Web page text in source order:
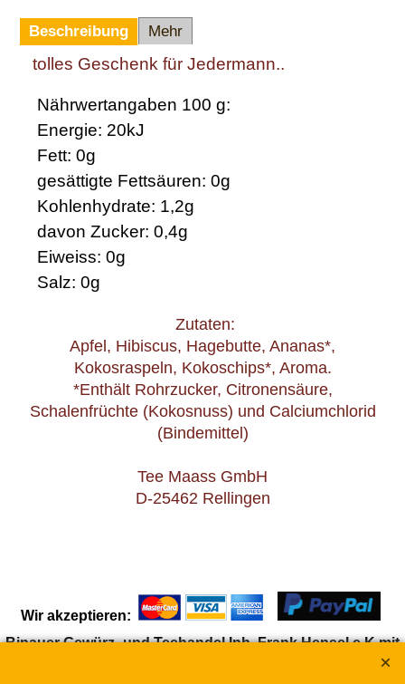
Beschreibung Mehr
tolles Geschenk für Jedermann..
Nährwertangaben 100 g:
Energie: 20kJ
Fett: 0g
gesättigte Fettsäuren: 0g
Kohlenhydrate: 1,2g
davon Zucker: 0,4g
Eiweiss: 0g
Salz: 0g
Zutaten:
Apfel, Hibiscus, Hagebutte, Ananas*,
Kokosraspeln, Kokoschips*, Aroma.
*Enthält Rohrzucker, Citronensäure,
Schalenfrüchte (Kokosnuss) und Calciumchlorid
(Bindemittel)
Tee Maass GmbH
D-25462 Rellingen
Wir akzeptieren:
Binauer Gewürz- und Teehandel Inh. Frank Hensel e.K mit
dem eingetragenen Warenzeichen "Frank & Schuster" ®